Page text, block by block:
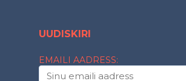
UUDISKIRI
EMAILI AADRESS: